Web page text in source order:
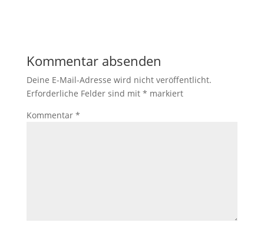
Kommentar absenden
Deine E-Mail-Adresse wird nicht veröffentlicht.
Erforderliche Felder sind mit * markiert
Kommentar *